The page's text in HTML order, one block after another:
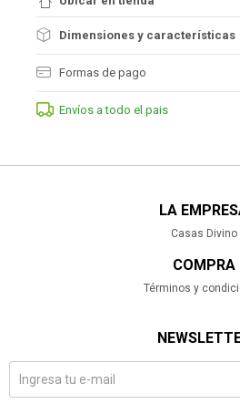
Dimensiones y características
Formas de pago
Envíos a todo el pais
LA
Casas Divino
COMPRA
Términos y